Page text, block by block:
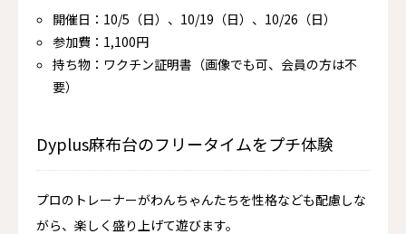
開催日：10/5（日）、10/19（日）、10/26（日）
参加費：1,100円
持ち物：ワクチン証明書（画像でも可、会員の方は不
要）
Dyplus麻布台のフリータイムをプチ体験
プロのトレーナーがわんちゃんたちを性格なども配慮しな
がら、楽しく盛り上げて遊びます。